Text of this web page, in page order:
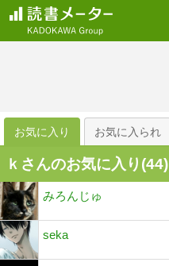
お気に入り お気に入られ
ｋさんのお気に入り(44)
みろんじゅ
seka